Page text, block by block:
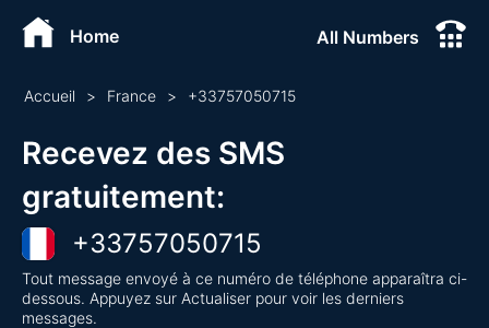
Home All Numbers
Accueil > France > +33757050715
Recevez des SMS
gratuitement:
+33757050715
Tout message envoyé à ce numéro de téléphone apparaîtra ci-
dessous. Appuyez sur Actualiser pour voir les derniers
messages.